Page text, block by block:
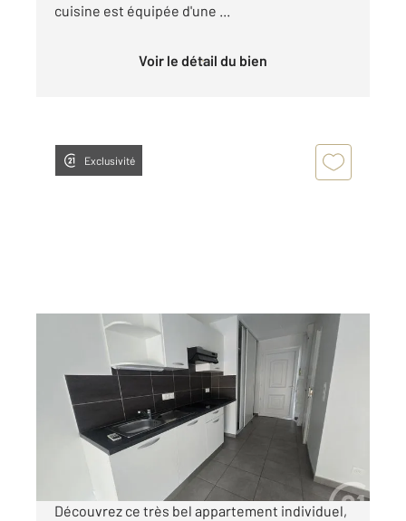
cuisine est équipée d'une ...
Voir le détail du bien
Exclusivité
GRAULHET 81
, 3 pièces
Ref : 14051
Appartement à louer
760 €
par mois charges comprises
Découvrez ce très bel appartement individuel,